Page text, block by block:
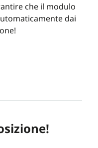
che il modulo
dai